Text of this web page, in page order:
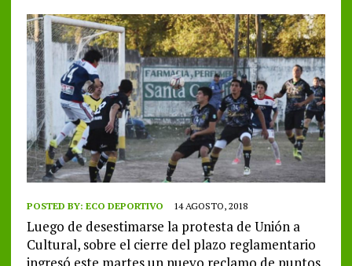
POSTED BY: ECO DEPORTIVO 14 AGOSTO, 2018
Luego de desestimarse la protesta de Unión a
Cultural, sobre el cierre del plazo reglamentario